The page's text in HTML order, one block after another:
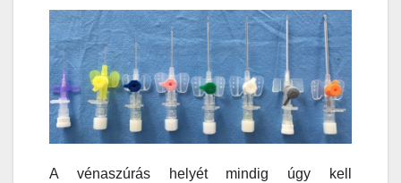
A vénaszúrás helyét mindig úgy kell